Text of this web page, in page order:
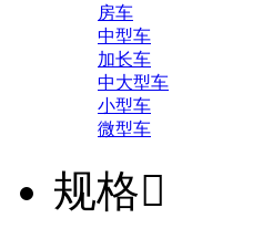
房车
中型车
加长车
中大型车
小型车
微型车
规格